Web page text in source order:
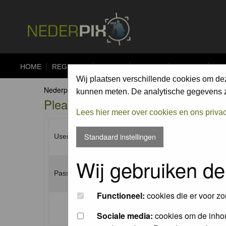
HOME REGISTER FORUM UPLOAD ALBUMS
Wij plaatsen verschillende cookies om
kunnen meten. De analytische
Lees hier meer over cookies en ons
Standaard instellingen
Wij gebruiken
Functioneel: cookies die er voor
Sociale media: cookies om de
Nederpix.nl Forum Index
Please enter your username and
Username:
Password: